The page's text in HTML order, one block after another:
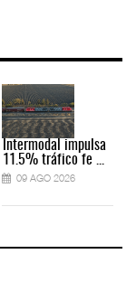
Intermodal impulsa
11.5% tráfico fe ...
09 AGO 2026